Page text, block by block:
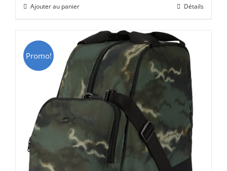
était :
CHF 49.00.
Ajouter au panier Détails
Promo!